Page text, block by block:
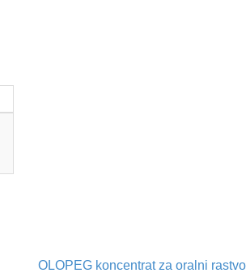
OLOPEG koncentrat za oralni